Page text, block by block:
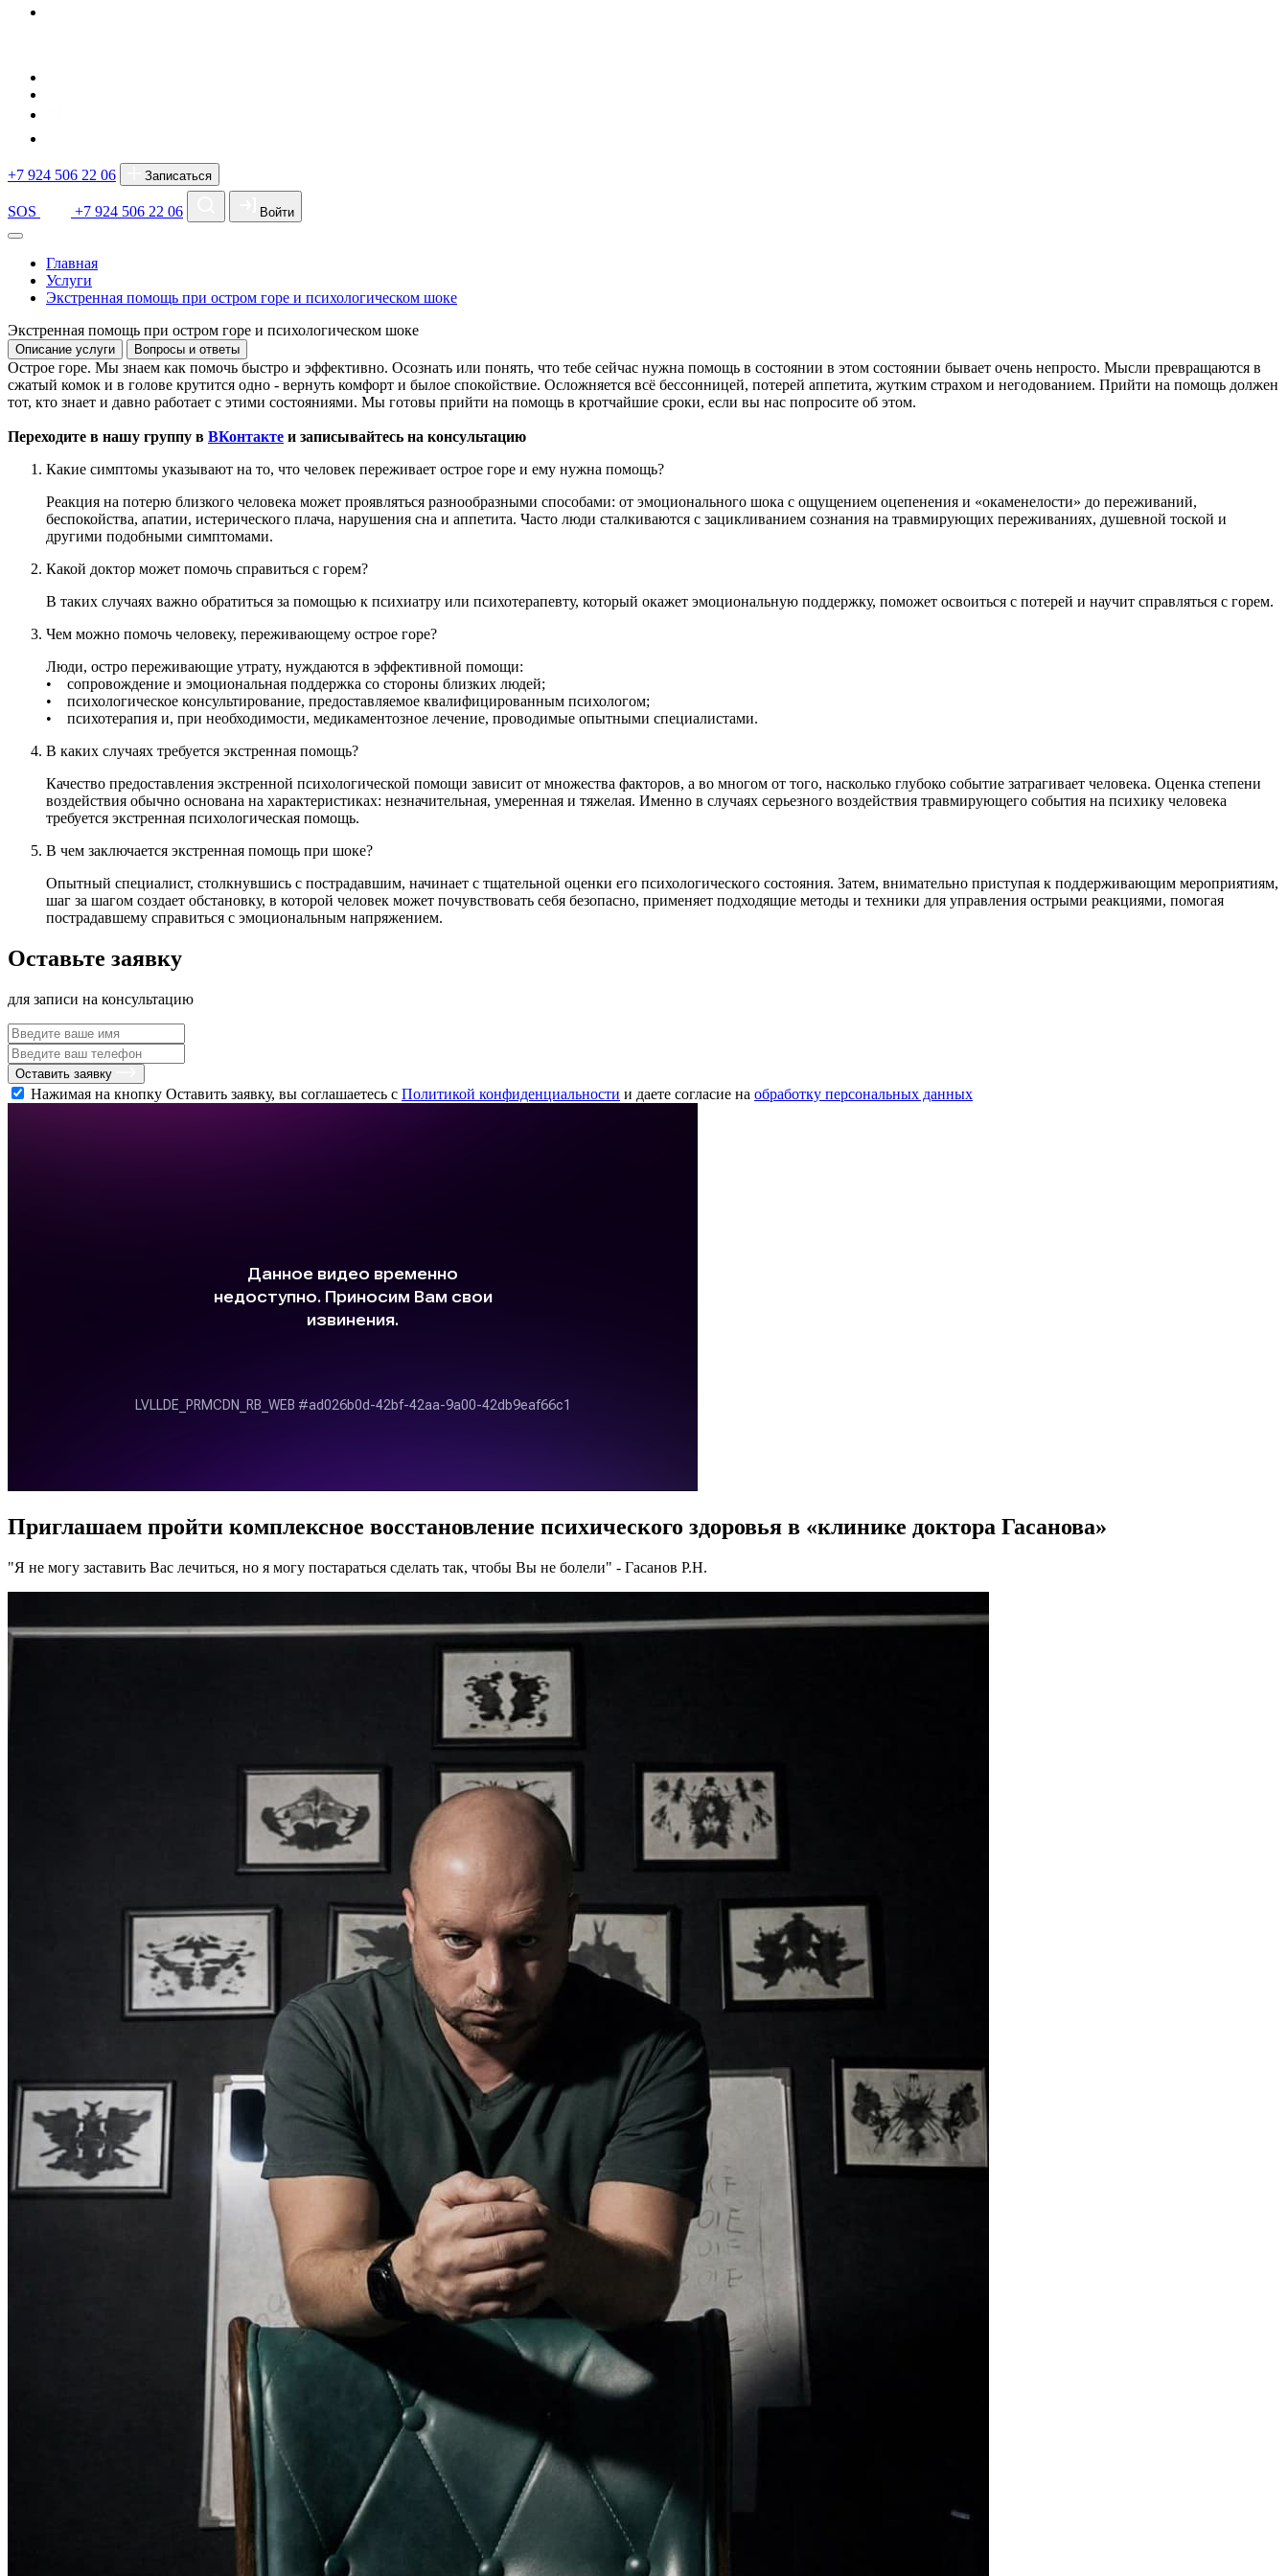
+7 924 506 22 06 Записаться
SOS +7 924 506 22 06 Войти
Главная
Услуги
Экстренная помощь при остром горе и психологическом шоке
Экстренная помощь при остром горе и психологическом шоке
Описание услуги Вопросы и ответы
Острое горе. Мы знаем как помочь быстро и эффективно. Осознать или понять, что тебе сейчас нужна помощь в состоянии в этом состоянии бывает очень непросто. Мысли превращаются в
сжатый комок и в голове крутится одно - вернуть комфорт и былое спокойствие. Осложняется всё бессонницей, потерей аппетита, жутким страхом и негодованием. Прийти на помощь должен
тот, кто знает и давно работает с этими состояниями. Мы готовы прийти на помощь в кротчайшие сроки, если вы нас попросите об этом.
Переходите в нашу группу в ВКонтакте и записывайтесь на консультацию
Какие симптомы указывают на то, что человек переживает острое горе и ему нужна помощь?
Реакция на потерю близкого человека может проявляться разнообразными способами: от эмоционального шока с ощущением оцепенения и «окаменелости» до переживаний,
беспокойства, апатии, истерического плача, нарушения сна и аппетита. Часто люди сталкиваются с зацикливанием сознания на травмирующих переживаниях, душевной тоской и
другими подобными симптомами.
Какой доктор может помочь справиться с горем?
В таких случаях важно обратиться за помощью к психиатру или психотерапевту, который окажет эмоциональную поддержку, поможет освоиться с потерей и научит справляться с горем.
Чем можно помочь человеку, переживающему острое горе?
Люди, остро переживающие утрату, нуждаются в эффективной помощи:
• сопровождение и эмоциональная поддержка со стороны близких людей;
• психологическое консультирование, предоставляемое квалифицированным психологом;
• психотерапия и, при необходимости, медикаментозное лечение, проводимые опытными специалистами.
В каких случаях требуется экстренная помощь?
Качество предоставления экстренной психологической помощи зависит от множества факторов, а во многом от того, насколько глубоко событие затрагивает человека. Оценка степени
воздействия обычно основана на характеристиках: незначительная, умеренная и тяжелая. Именно в случаях серьезного воздействия травмирующего события на психику человека
требуется экстренная психологическая помощь.
В чем заключается экстренная помощь при шоке?
Опытный специалист, столкнувшись с пострадавшим, начинает с тщательной оценки его психологического состояния. Затем, внимательно приступая к поддерживающим мероприятиям,
шаг за шагом создает обстановку, в которой человек может почувствовать себя безопасно, применяет подходящие методы и техники для управления острыми реакциями, помогая
пострадавшему справиться с эмоциональным напряжением.
Оставьте заявку
для записи на консультацию
Оставить заявку
Нажимая на кнопку Оставить заявку, вы соглашаетесь с Политикой конфиденциальности и даете согласие на обработку персональных данных
Приглашаем пройти комплексное восстановление психического здоровья в «клинике доктора Гасанова»
"Я не могу заставить Вас лечиться, но я могу постараться сделать так, чтобы Вы не болели" - Гасанов Р.Н.